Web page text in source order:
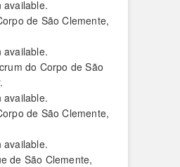
de São Clemente,
do Corpo de São
de São Clemente,
de São Clemente,